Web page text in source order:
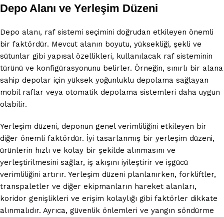
Depo Alanı ve Yerleşim Düzeni
Depo alanı, raf sistemi seçimini doğrudan etkileyen önemli
bir faktördür. Mevcut alanın boyutu, yüksekliği, şekli ve
sütunlar gibi yapısal özellikleri, kullanılacak raf sisteminin
türünü ve konfigürasyonunu belirler. Örneğin, sınırlı bir alana
sahip depolar için yüksek yoğunluklu depolama sağlayan
mobil raflar veya otomatik depolama sistemleri daha uygun
olabilir.
Yerleşim düzeni, deponun genel verimliliğini etkileyen bir
diğer önemli faktördür. İyi tasarlanmış bir yerleşim düzeni,
ürünlerin hızlı ve kolay bir şekilde alınmasını ve
yerleştirilmesini sağlar, iş akışını iyileştirir ve işgücü
verimliliğini artırır. Yerleşim düzeni planlanırken, forkliftler,
transpaletler ve diğer ekipmanların hareket alanları,
koridor genişlikleri ve erişim kolaylığı gibi faktörler dikkate
alınmalıdır. Ayrıca, güvenlik önlemleri ve yangın söndürme